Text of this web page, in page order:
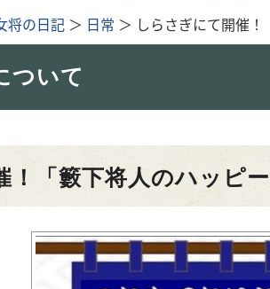
将の日記 ＞ 日常 ＞ しらさぎにて開催！
ついて
！「籔下将人のハッピ